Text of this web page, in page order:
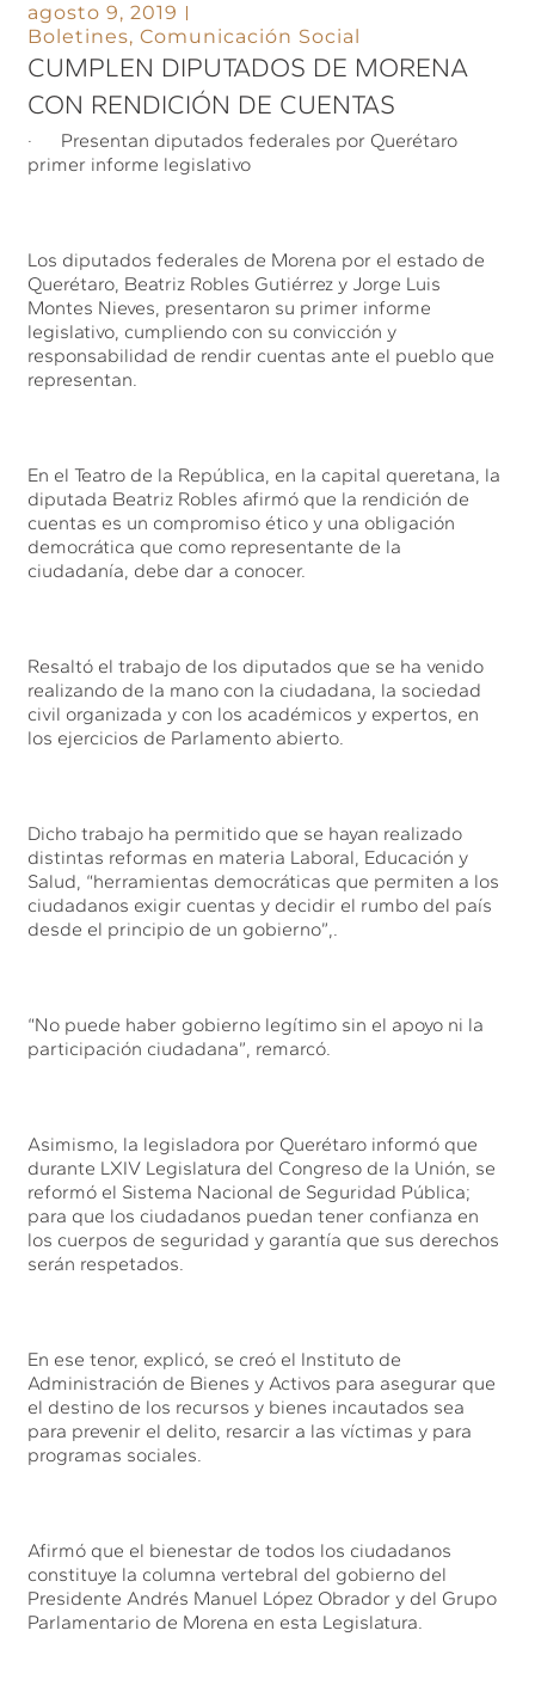
agosto 9, 2019
Boletines,Comunicación Social
CUMPLEN DIPUTADOS DE MORENA
CON RENDICIÓN DE CUENTAS
· Presentan diputados federales por Querétaro
primer informe legislativo
Los diputados federales de Morena por el estado de
Querétaro, Beatriz Robles Gutiérrez y Jorge Luis
Montes Nieves, presentaron su primer informe
legislativo, cumpliendo con su convicción y
responsabilidad de rendir cuentas ante el pueblo que
representan.
En el Teatro de la República, en la capital queretana, la
diputada Beatriz Robles afirmó que la rendición de
cuentas es un compromiso ético y una obligación
democrática que como representante de la
ciudadanía, debe dar a conocer.
Resaltó el trabajo de los diputados que se ha venido
realizando de la mano con la ciudadana, la sociedad
civil organizada y con los académicos y expertos, en
los ejercicios de Parlamento abierto.
Dicho trabajo ha permitido que se hayan realizado
distintas reformas en materia Laboral, Educación y
Salud, “herramientas democráticas que permiten a los
ciudadanos exigir cuentas y decidir el rumbo del país
desde el principio de un gobierno”,.
“No puede haber gobierno legítimo sin el apoyo ni la
participación ciudadana”, remarcó.
Asimismo, la legisladora por Querétaro informó que
durante LXIV Legislatura del Congreso de la Unión, se
reformó el Sistema Nacional de Seguridad Pública;
para que los ciudadanos puedan tener confianza en
los cuerpos de seguridad y garantía que sus derechos
serán respetados.
En ese tenor, explicó, se creó el Instituto de
Administración de Bienes y Activos para asegurar que
el destino de los recursos y bienes incautados sea
para prevenir el delito, resarcir a las víctimas y para
programas sociales.
Afirmó que el bienestar de todos los ciudadanos
constituye la columna vertebral del gobierno del
Presidente Andrés Manuel López Obrador y del Grupo
Parlamentario de Morena en esta Legislatura.